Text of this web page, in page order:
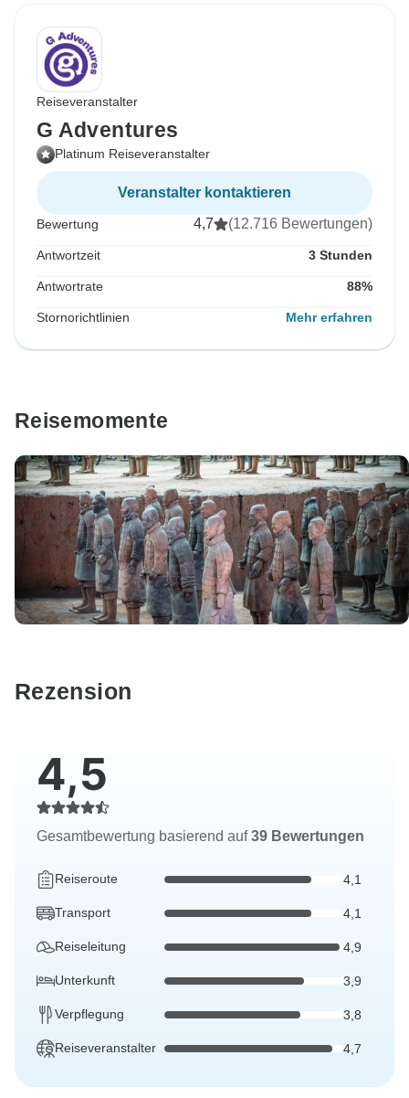
Reiseveranstalter
G Adventures
Platinum Reiseveranstalter
Veranstalter kontaktieren
Bewertung 4,7 (12.716 Bewertungen)
Antwortzeit 3 Stunden
Antwortrate 88%
Stornorichtlinien Mehr erfahren
Reisemomente
Rezension
4,5
Gesamtbewertung basierend auf39 Bewertungen
Reiseroute 4,1
Transport 4,1
Reiseleitung 4,9
Unterkunft 3,9
Verpflegung 3,8
Reiseveranstalter 4,7